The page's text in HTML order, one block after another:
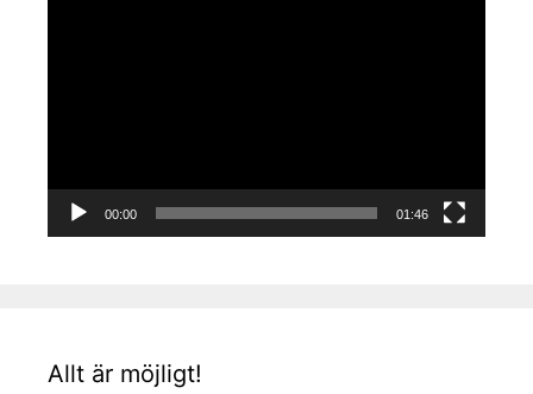
00:00 01:46
Allt är möjligt!